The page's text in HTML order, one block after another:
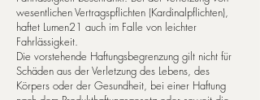
wesentlichen Vertragspflichten (Kardinalpflichten),
haftet Lumen21 auch im Falle von leichter
Fahrlässigkeit.
Die vorstehende Haftungsbegrenzung gilt nicht für
Schäden aus der Verletzung des Lebens, des
Körpers oder der Gesundheit, bei ei­ner Haftung